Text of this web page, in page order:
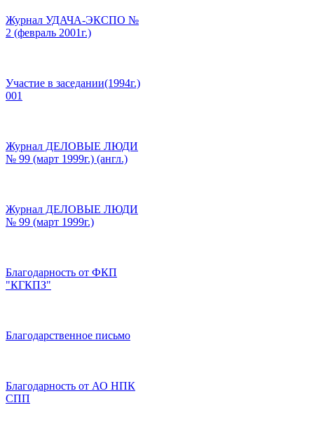
Журнал УДАЧА-ЭКСПО №
2 (февраль 2001г.)
Участие в заседании(1994г.)
001
Журнал ДЕЛОВЫЕ ЛЮДИ
№ 99 (март 1999г.) (англ.)
Журнал ДЕЛОВЫЕ ЛЮДИ
№ 99 (март 1999г.)
Благодарность от ФКП
"КГКПЗ"
Благодарственное письмо
Благодарность от АО НПК
СПП